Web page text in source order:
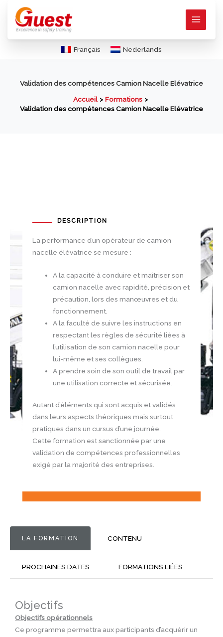
contenu
Français Nederlands
Validation des compétences Camion Nacelle Elévatrice
Accueil
Formations
Validation des compétences Camion Nacelle Elévatrice
DESCRIPTION
La performance d’un opérateur de camion
nacelle élévatrice se mesure :
A la capacité à conduire et maîtriser son
camion nacelle avec rapidité, précision et
précaution, lors des manœuvres et du
fonctionnement.
A la faculté de suivre les instructions en
respectant les règles de sécurité liées à
l’utilisation de son camion nacelle pour
lui-même et ses collègues.
A prendre soin de son outil de travail par
une utilisation correcte et sécurisée.
Autant d’éléments qui sont acquis et validés
dans leurs aspects théoriques mais surtout
pratiques dans un cursus d’une journée.
Cette formation est sanctionnée par une
validation de compétences professionnelles
exigé par la majorité des entreprises.
LA FORMATION CONTENU
PROCHAINES DATES FORMATIONS LIÉES
Objectifs
Objectifs opérationnels
Ce programme permettra aux participants d’acquérir un